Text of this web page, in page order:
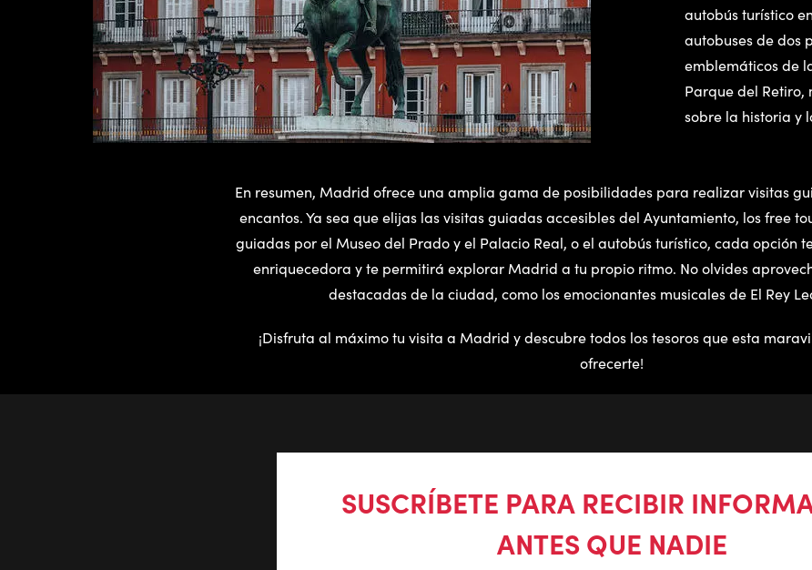
autobús turístico
autobuses de dos
emblemáticos de
Parque del Retiro,
sobre la historia y
En resumen, Madrid ofrece una amplia gama de posibilidades para realizar visitas
encantos. Ya sea que elijas las visitas guiadas accesibles del Ayuntamiento, los free
guiadas por el Museo del Prado y el Palacio Real, o el autobús turístico, cada opción
enriquecedora y te permitirá explorar Madrid a tu propio ritmo. No olvides
destacadas de la ciudad, como los emocionantes musicales de El Rey
¡Disfruta al máximo tu visita a Madrid y descubre todos los tesoros que esta
ofrecerte!
SUSCRÍBETE PARA RECIBIR
ANTES QUE NADIE